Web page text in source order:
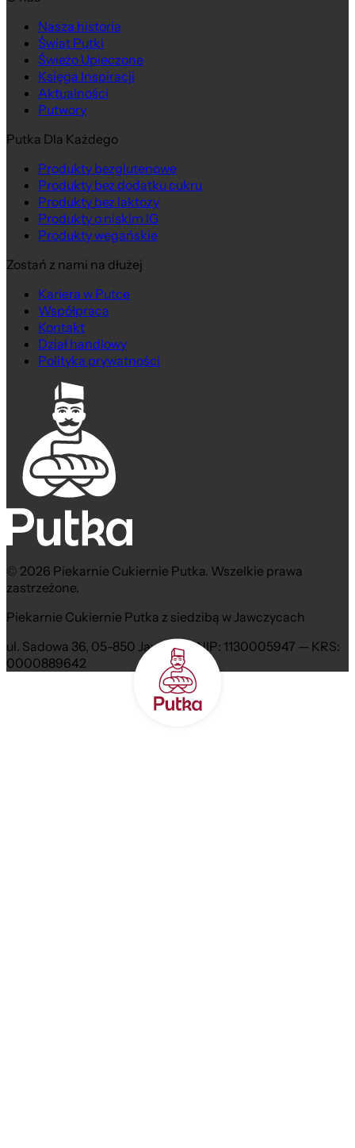
Nasza historia
Świat Putki
Świeżo Upieczone
Księga Inspiracji
Aktualności
Putwory
Putka Dla Każdego
Produkty bezglutenowe
Produkty bez dodatku cukru
Produkty bez laktozy
Produkty o niskim IG
Produkty wegańskie
Zostań z nami na dłużej
Kariera w Putce
Współpraca
Kontakt
Dział handlowy
Polityka prywatności
© 2026 Piekarnie Cukiernie Putka. Wszelkie prawa
zastrzeżone.
Piekarnie Cukiernie Putka z siedzibą w Jawczycach
ul. Sadowa 36, 05-850 Jawczyce NIP: 1130005947 — KRS:
0000889642